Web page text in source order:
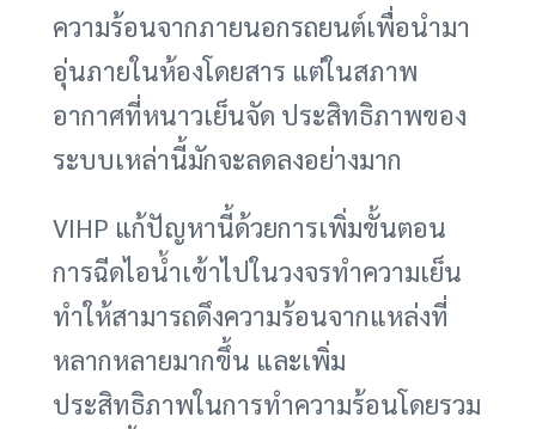
ความร้อนจากภายนอกรถยนต์เพื่อนำมา
อุ่นภายในห้องโดยสาร แต่ในสภาพ
อากาศที่หนาวเย็นจัด ประสิทธิภาพของ
ระบบเหล่านี้มักจะลดลงอย่างมาก
VIHP แก้ปัญหานี้ด้วยการเพิ่มขั้นตอน
การฉีดไอน้ำเข้าไปในวงจรทำความเย็น
ทำให้สามารถดึงความร้อนจากแหล่งที่
หลากหลายมากขึ้น และเพิ่ม
ประสิทธิภาพในการทำความร้อนโดยรวม